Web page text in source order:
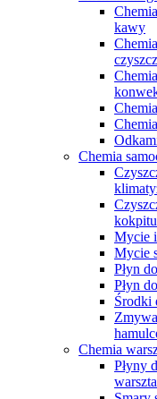
kawy
Chemia
kokpitu
Mycie
Mycie
Płyn
Płyn
Środki
Chemia
Płyny